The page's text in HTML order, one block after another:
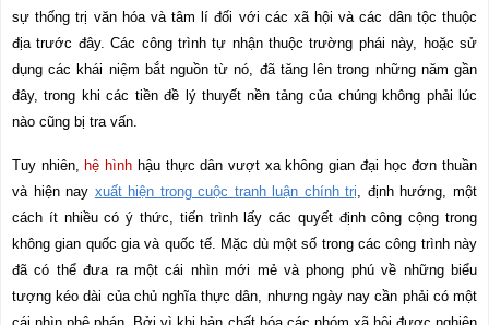
sự thống trị văn hóa và tâm lí đối với các xã hội và các dân tộc thuộc
địa trước đây. Các công trình tự nhận thuộc trường phái này, hoặc sử
dụng các khái niệm bắt nguồn từ nó, đã tăng lên trong những năm gần
đây, trong khi các tiền đề lý thuyết nền tảng của chúng không phải lúc
nào cũng bị tra vấn.
Tuy nhiên,hệ hình hậu thực dân vượt xa không gian đại học đơn thuần
và hiện nay xuất hiện trong cuộc tranh luận chính trị , định hướng, một
cách ít nhiều có ý thức, tiến trình lấy các quyết định công cộng trong
không gian quốc gia và quốc tế. Mặc dù một số trong các công trình này
đã có thể đưa ra một cái nhìn mới mẻ và phong phú về những biểu
tượng kéo dài của chủ nghĩa thực dân, nhưng ngày nay cần phải có một